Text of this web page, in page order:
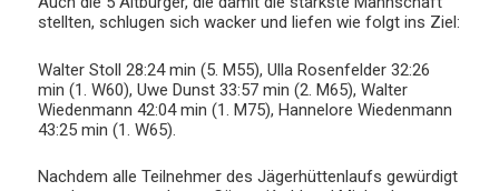
stellten, schlugen sich wacker und liefen wie folgt ins Ziel:
Walter Stoll 28:24 min (5. M55), Ulla Rosenfelder 32:26
min (1. W60), Uwe Dunst 33:57 min (2. M65), Walter
Wiedenmann 42:04 min (1. M75), Hannelore Wiedenmann
43:25 min (1. W65).
Nachdem alle Teilnehmer des Jägerhüttenlaufs gewürdigt